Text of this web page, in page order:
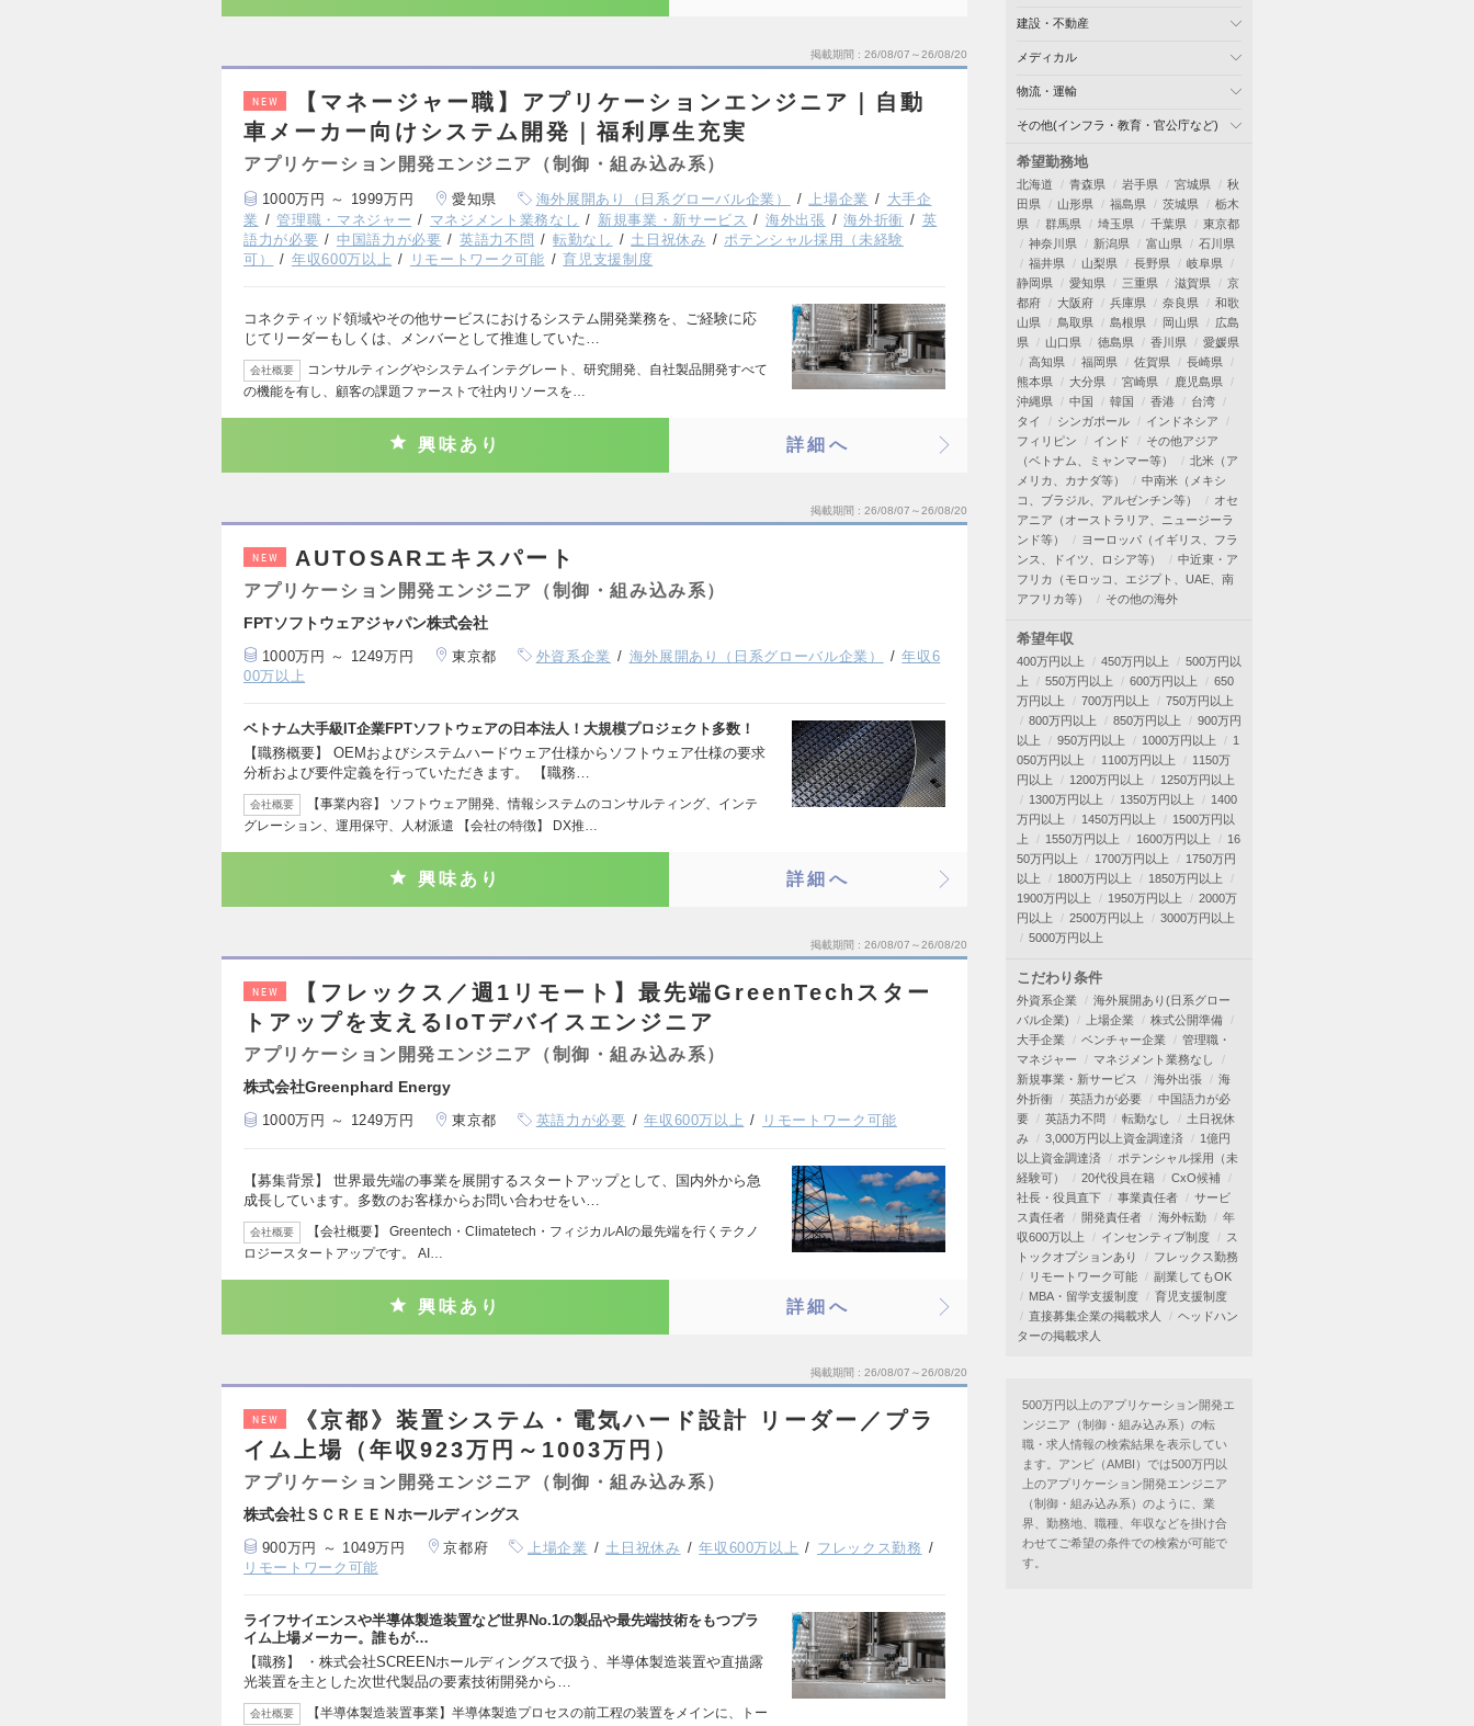
掲載期間 26/08/07～26/08/20
NEW
【マネージャー職】アプリケーションエンジニア｜自動
車メーカー向けシステム開発｜福利厚生充実
アプリケーション開発エンジニア（制御・組み込み系）
1000万円 ～ 1999万円 愛知県 海外展開あり（日系グローバル企業） 上場企業
大手企
業
管理職・マネジャー マネジメント業務なし 新規事業・新サービス 海外出張 海外折衝
英
語力が必要
中国語力が必要 英語力不問 転勤なし 土日祝休み
ポテンシャル採用（未経験
可）
年収600万以上 リモートワーク可能 育児支援制度
コネクティッド領域やその他サービスにおけるシステム開発業務を、ご経験に応
じてリーダーもしくは、メンバーとして推進していた…
会社概要
コンサルティングやシステムインテグレート、研究開発、自社製品開発すべて
の機能を有し、顧客の課題ファーストで社内リソースを…
興味あり 詳細へ
掲載期間 26/08/07～26/08/20
NEW AUTOSARエキスパート
アプリケーション開発エンジニア（制御・組み込み系）
FPTソフトウェアジャパン株式会社
1000万円 ～ 1249万円 東京都 外資系企業 海外展開あり（日系グローバル企業）
年収6
00万以上
ベトナム大手級IT企業FPTソフトウェアの日本法人！大規模プロジェクト多数！
【職務概要】 OEMおよびシステムハードウェア仕様からソフトウェア仕様の要求
分析および要件定義を行っていただきます。 【職務…
会社概要
【事業内容】 ソフトウェア開発、情報システムのコンサルティング、インテ
グレーション、運用保守、人材派遣 【会社の特徴】 DX推…
興味あり 詳細へ
掲載期間 26/08/07～26/08/20
NEW
【フレックス／週1リモート】最先端GreenTechスター
トアップを支えるIoTデバイスエンジニア
アプリケーション開発エンジニア（制御・組み込み系）
株式会社Greenphard Energy
1000万円 ～ 1249万円 東京都 英語力が必要 年収600万以上 リモートワーク可能
【募集背景】 世界最先端の事業を展開するスタートアップとして、国内外から急
成長しています。多数のお客様からお問い合わせをい…
会社概要
【会社概要】 Greentech・Climatetech・フィジカルAIの最先端を行くテクノ
ロジースタートアップです。 AI…
興味あり 詳細へ
掲載期間 26/08/07～26/08/20
NEW
《京都》装置システム・電気ハード設計 リーダー／プラ
イム上場（年収923万円～1003万円）
アプリケーション開発エンジニア（制御・組み込み系）
株式会社ＳＣＲＥＥＮホールディングス
900万円 ～ 1049万円 京都府 上場企業 土日祝休み 年収600万以上
フレックス勤務
リモートワーク可能
ライフサイエンスや半導体製造装置など世界No.1の製品や最先端技術をもつプラ
イム上場メーカー。誰もが…
【職務】 ・株式会社SCREENホールディングスで扱う、半導体製造装置や直描露
光装置を主とした次世代製品の要素技術開発から…
会社概要
【半導体製造装置事業】半導体製造プロセスの前工程の装置をメインに、トー
建設・不動産
メディカル
物流・運輸
その他(インフラ・教育・官公庁など)
希望勤務地
北海道 青森県 岩手県 宮城県
秋
田県
山形県 福島県 茨城県
栃木
県
群馬県 埼玉県 千葉県
東京都
神奈川県
新潟県 富山県
石川県
福井県
山梨県 長野県
岐阜県
静岡県
愛知県 三重県 滋賀県
京
都府
大阪府 兵庫県 奈良県
和歌
山県
鳥取県 島根県 岡山県
広島
県
山口県 徳島県 香川県
愛媛県
高知県
福岡県 佐賀県
長崎県
熊本県
大分県 宮崎県
鹿児島県
沖縄県
中国 韓国 香港
台湾
タイ
シンガポール
インドネシア
フィリピン
インド
その他アジア
（ベトナム、ミャンマー等）
北米（ア
メリカ、カナダ等）
中南米（メキシ
コ、ブラジル、アルゼンチン等）
オセ
アニア（オーストラリア、ニュージーラ
ンド等）
ヨーロッパ（イギリス、フラ
ンス、ドイツ、ロシア等）
中近東・ア
フリカ（モロッコ、エジプト、UAE、南
アフリカ等）
その他の海外
希望年収
400万円以上 450万円以上
500万円以
上
550万円以上 600万円以上
650
万円以上
700万円以上
750万円以上
800万円以上
850万円以上
900万円
以上
950万円以上 1000万円以上
1
050万円以上
1100万円以上
1150万
円以上
1200万円以上
1250万円以上
1300万円以上
1350万円以上
1400
万円以上
1450万円以上
1500万円以
上
1550万円以上 1600万円以上
16
50万円以上
1700万円以上
1750万円
以上
1800万円以上
1850万円以上
1900万円以上
1950万円以上
2000万
円以上
2500万円以上
3000万円以上
5000万円以上
こだわり条件
外資系企業
海外展開あり(日系グロー
バル企業)
上場企業
株式公開準備
大手企業
ベンチャー企業
管理職・
マネジャー
マネジメント業務なし
新規事業・新サービス
海外出張
海
外折衝
英語力が必要
中国語力が必
要
英語力不問 転勤なし
土日祝休
み
3,000万円以上資金調達済
1億円
以上資金調達済
ポテンシャル採用（未
経験可）
20代役員在籍
CxO候補
社長・役員直下
事業責任者
サービ
ス責任者
開発責任者 海外転勤
年
収600万以上
インセンティブ制度
ス
トックオプションあり
フレックス勤務
リモートワーク可能
副業してもOK
MBA・留学支援制度
育児支援制度
直接募集企業の掲載求人
ヘッドハン
ターの掲載求人
500万円以上のアプリケーション開発エ
ンジニア（制御・組み込み系）の転
職・求人情報の検索結果を表示してい
ます。アンビ（AMBI）では500万円以
上のアプリケーション開発エンジニア
（制御・組み込み系）のように、業
界、勤務地、職種、年収などを掛け合
わせてご希望の条件での検索が可能で
す。